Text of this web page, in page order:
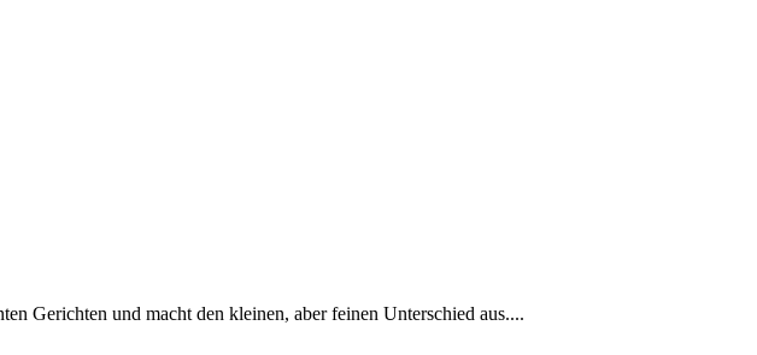
Gerichten und macht den kleinen, aber feinen Unterschied aus....